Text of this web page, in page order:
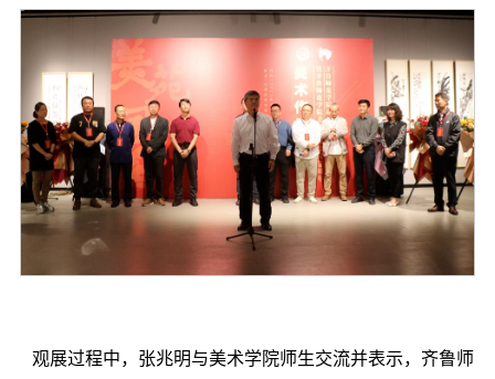
观展过程中，张兆明与美术学院师生交流并表示，齐鲁师